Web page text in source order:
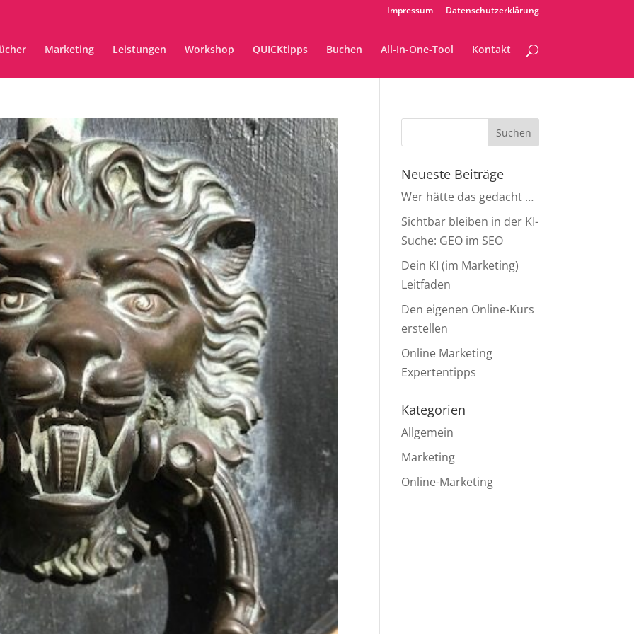
Impressum Datenschutzerklärung
Marketing Leistungen Workshop QUICKtipps Buchen All-In-One-Tool Kontakt
Neueste Beiträge
Wer hätte das gedacht …
Sichtbar bleiben in der KI-
Suche: GEO im SEO
Dein KI (im Marketing)
Leitfaden
Den eigenen Online-Kurs
erstellen
Online Marketing
Expertentipps
Kategorien
Allgemein
Marketing
Online-Marketing